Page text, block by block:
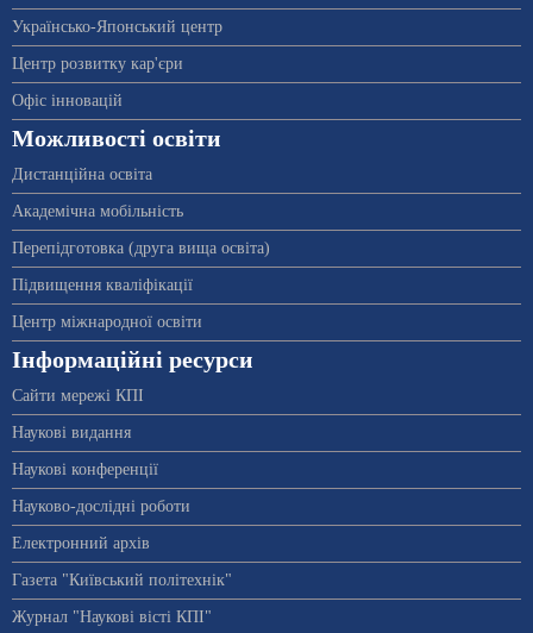
Українсько-Японський центр
Центр розвитку кар'єри
Офіс інновацій
Можливості освіти
Дистанційна освіта
Академічна мобільність
Перепідготовка (друга вища освіта)
Підвищення кваліфікації
Центр міжнародної освіти
Інформаційні ресурси
Сайти мережі КПІ
Наукові видання
Наукові конференції
Науково-дослідні роботи
Електронний архів
Газета "Київський політехнік"
Журнал "Наукові вісті КПІ"